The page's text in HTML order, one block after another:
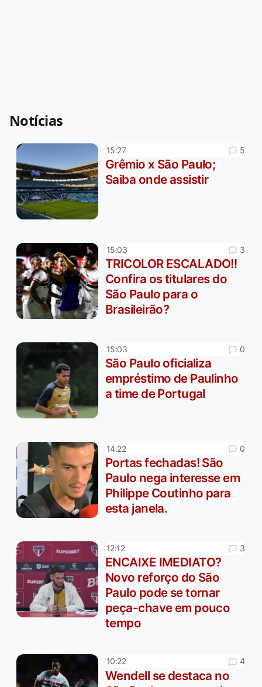
Notícias
15:27 5
Grêmio x São Paulo;
Saiba onde assistir
15:03 3
TRICOLOR ESCALADO!!
Confira os titulares do
São Paulo para o
Brasileirão?
15:03 0
São Paulo oficializa
empréstimo de Paulinho
a time de Portugal
14:22 0
Portas fechadas! São
Paulo nega interesse em
Philippe Coutinho para
esta janela.
12:12 3
ENCAIXE IMEDIATO?
Novo reforço do São
Paulo pode se tornar
peça-chave em pouco
tempo
10:22 4
Wendell se destaca no